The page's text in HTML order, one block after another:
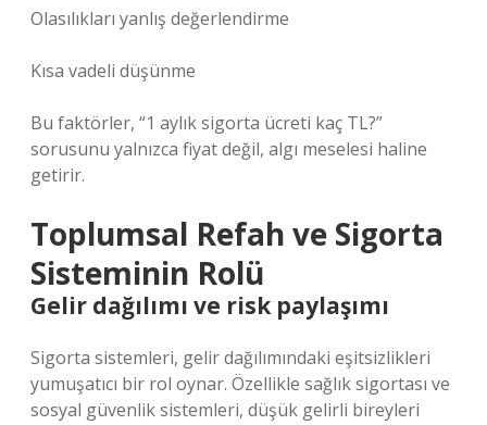
Olasılıkları yanlış değerlendirme
Kısa vadeli düşünme
Bu faktörler, “1 aylık sigorta ücreti kaç TL?”
sorusunu yalnızca fiyat değil, algı meselesi haline
getirir.
Toplumsal Refah ve Sigorta
Sisteminin Rolü
Gelir dağılımı ve risk paylaşımı
Sigorta sistemleri, gelir dağılımındaki eşitsizlikleri
yumuşatıcı bir rol oynar. Özellikle sağlık sigortası ve
sosyal güvenlik sistemleri, düşük gelirli bireyleri